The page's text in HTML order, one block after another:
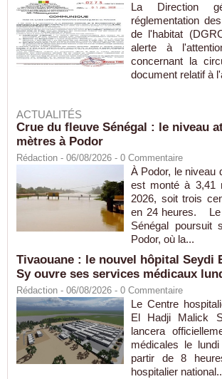
La Direction
réglementation
de l'habitat
alerte à
concernant la
document relatif à
ACTUALITÉS
Crue du fleuve Sénégal : le niveau
mètres à Podor
Rédaction - 06/08/2026 - 0 Commentaire
À Podor, le niveau
est monté à 3,41
2026, soit trois
en 24 heures. Le
Sénégal poursuit
Podor, où la...
Tivaouane : le nouvel hôpital Seydi
Sy ouvre ses services médicaux
Rédaction - 06/08/2026 - 0 Commentaire
Le Centre
El Hadji Malick
lancera
médicales le
partir de 8
hospitalier